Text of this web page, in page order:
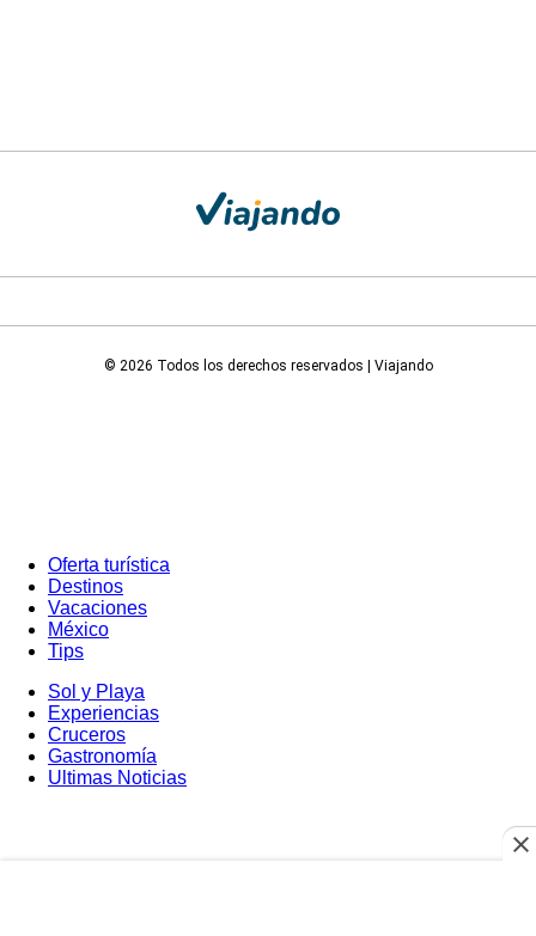
© 2026 Todos los derechos reservados | Viajando
Oferta turística
Destinos
Vacaciones
México
Tips
Sol y Playa
Experiencias
Cruceros
Gastronomía
Ultimas Noticias